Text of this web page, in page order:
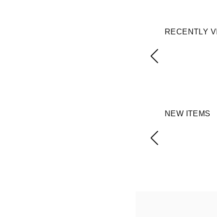
RECENTLY
NEW ITEMS